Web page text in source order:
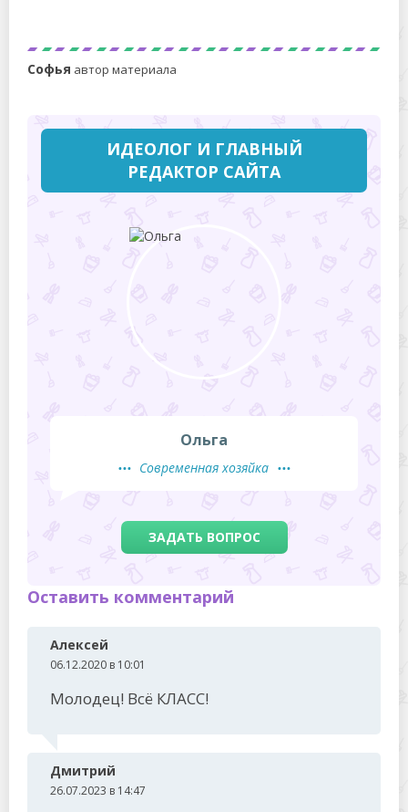
Софья автор материала
ИДЕОЛОГ И ГЛАВНЫЙ
РЕДАКТОР САЙТА
Ольга
Современная хозяйка
ЗАДАТЬ ВОПРОС
Оставить комментарий
Алексей
06.12.2020 в 10:01
Молодец! Всё КЛАСС!
Дмитрий
26.07.2023 в 14:47